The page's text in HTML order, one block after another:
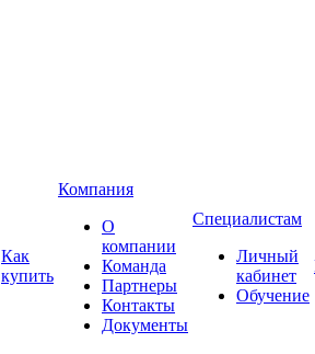
Как
купить
Компания
О
компании
Команда
Партнеры
Контакты
Документы
Специалистам
Личный
кабинет
Обучение